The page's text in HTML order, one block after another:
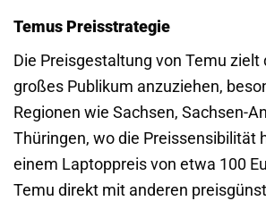
Temus Preisstrategie
Die Preisgestaltung von Temu zielt
großes Publikum anzuziehen,
Regionen wie Sachsen, Sachsen-
Thüringen, wo die Preissensibilität
einem Laptoppreis von etwa 100
Temu direkt mit anderen